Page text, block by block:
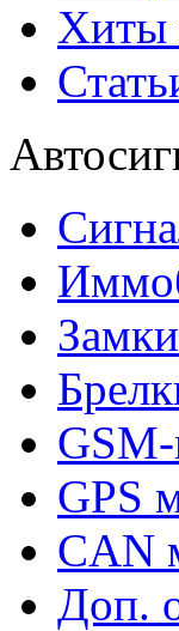
Хиты
GPS
CAN
Доп.